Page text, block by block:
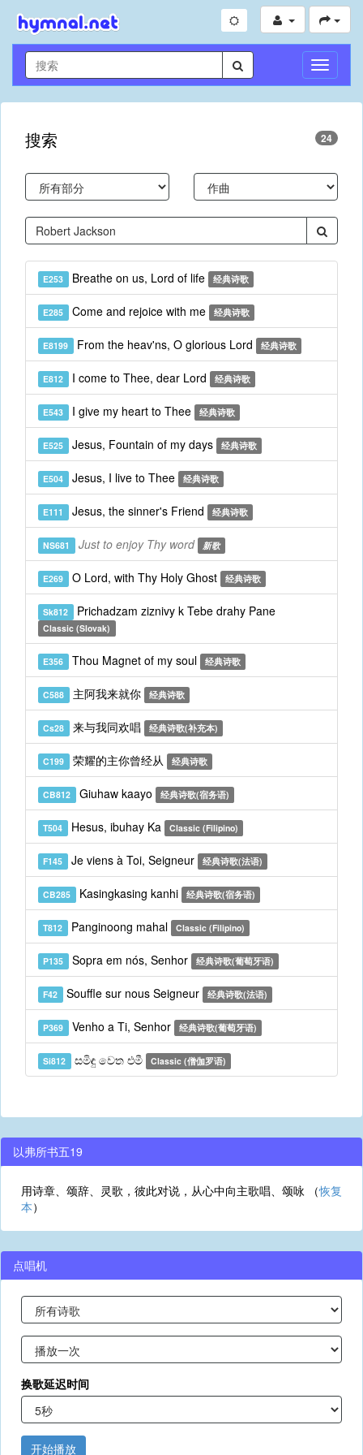
切
换
导
搜索 24
E253 Breathe on us, Lord of life 经典诗歌
E285 Come and rejoice with me 经典诗歌
E8199 From the heav'ns, O glorious Lord 经典诗歌
E812 I come to Thee, dear Lord 经典诗歌
E543 I give my heart to Thee 经典诗歌
E525 Jesus, Fountain of my days 经典诗歌
E504 Jesus, I live to Thee 经典诗歌
E111 Jesus, the sinner's Friend 经典诗歌
NS681 Just to enjoy Thy word 新歌
E269 O Lord, with Thy Holy Ghost 经典诗歌
Sk812 Prichadzam ziznivy k Tebe drahy Pane
Classic (Slovak)
E356 Thou Magnet of my soul 经典诗歌
C588 主阿我来就你 经典诗歌
Cs28 来与我同欢唱 经典诗歌(补充本)
C199 荣耀的主你曾经从 经典诗歌
CB812 Giuhaw kaayo 经典诗歌(宿务语)
T504 Hesus, ibuhay Ka Classic (Filipino)
F145 Je viens à Toi, Seigneur 经典诗歌(法语)
CB285 Kasingkasing kanhi 经典诗歌(宿务语)
T812 Panginoong mahal Classic (Filipino)
P135 Sopra em nós, Senhor 经典诗歌(葡萄牙语)
F42 Souffle sur nous Seigneur 经典诗歌(法语)
P369 Venho a Ti, Senhor 经典诗歌(葡萄牙语)
Si812 සමිඳු වෙත එමී Classic (僧伽罗语)
以弗所书五19
用诗章、颂辞、灵歌，彼此对说，从心中向主歌唱、颂咏 （恢复
本）
点唱机
换歌延迟时间
开始播放